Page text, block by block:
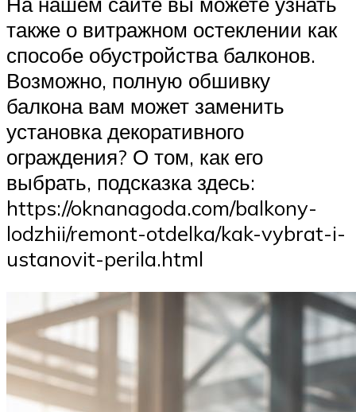
также о витражном остеклении как
способе обустройства балконов.
Возможно, полную обшивку
балкона вам может заменить
установка декоративного
ограждения? О том, как его
выбрать, подсказка здесь:
https://oknanagoda.com/balkony-
lodzhii/remont-otdelka/kak-vybrat-i-
ustanovit-perila.html